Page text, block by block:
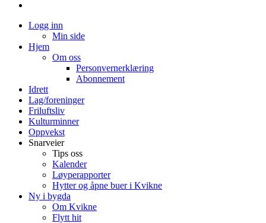
Logg inn
Min side
Hjem
Om oss
Personvernerklæring
Abonnement
Idrett
Lag/foreninger
Friluftsliv
Kulturminner
Oppvekst
Snarveier
Tips oss
Kalender
Løyperapporter
Hytter og åpne buer i Kvikne
Ny i bygda
Om Kvikne
Flytt hit